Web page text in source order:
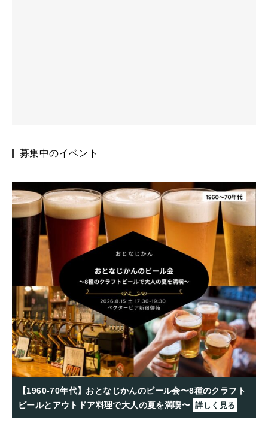
募集中のイベント
【1960-70年代】おとなじかんのビール会〜8種のクラフト
ビールとアウトドア料理で大人の夏を満喫〜 詳しく見る